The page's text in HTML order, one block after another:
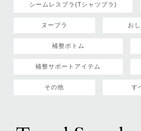
シームレスブラ(Tシャツブラ)
ヌーブラ お
補整ボトム
補整サポートアイテム
その他 す